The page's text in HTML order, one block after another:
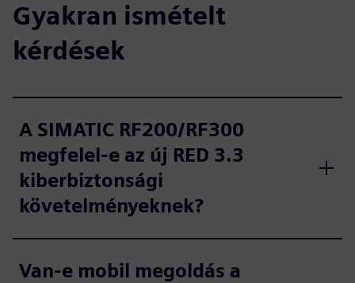
Gyakran ismételt
kérdések
A SIMATIC RF200/RF300
megfelel-e az új RED 3.3
kiberbiztonsági
követelményeknek?
Van-e mobil megoldás a